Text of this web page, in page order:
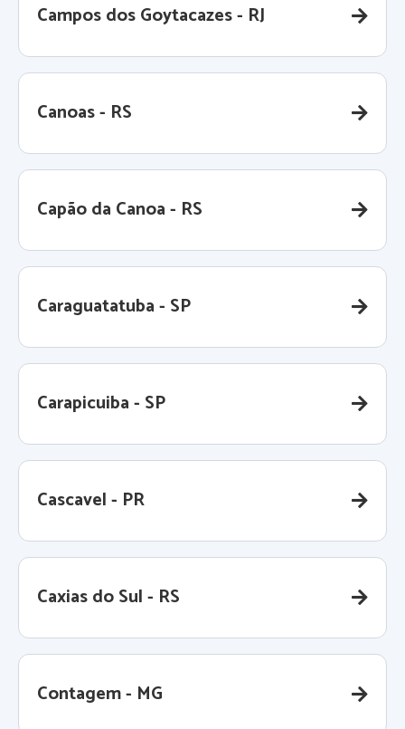
Campos dos Goytacazes - RJ
Canoas - RS
Capão da Canoa - RS
Caraguatatuba - SP
Carapicuiba - SP
Cascavel - PR
Caxias do Sul - RS
Contagem - MG